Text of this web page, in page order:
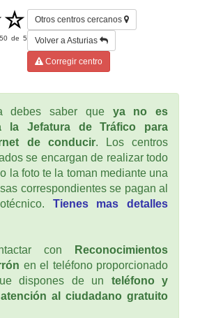
de5
Otros centros cercanos
Volver a Asturias
Corregir centro
debes saber que ya no es
la Jefatura de Tráfico para
de conducir. Los centros
se encargan de realizar todo
la foto te la toman mediante una
correspondientes se pagan al
Tienes mas detalles
con
Reconocimientos
en el teléfono proporcionado
dispones de un teléfono y
al ciudadano gratuito